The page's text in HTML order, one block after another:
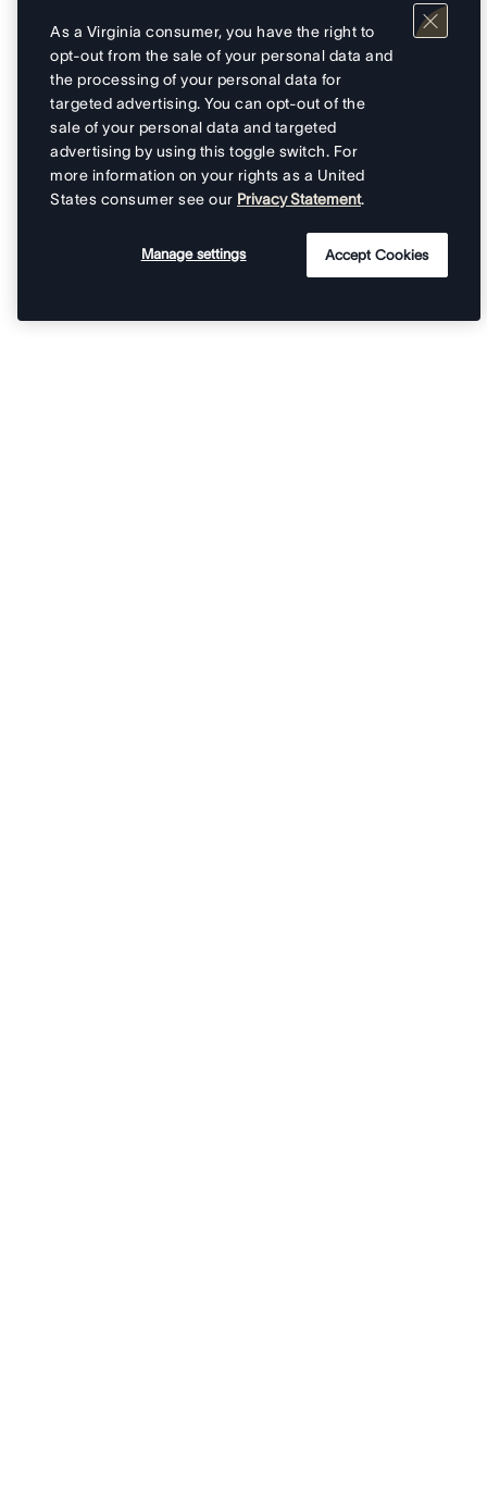
As a Virginia consumer, you have the right to
opt-out from the sale of your personal data and
the processing of your personal data for
targeted advertising. You can opt-out of the
sale of your personal data and targeted
advertising by using this toggle switch. For
more information on your rights as a United
States consumer see our Privacy Statement.
Manage settings Accept Cookies